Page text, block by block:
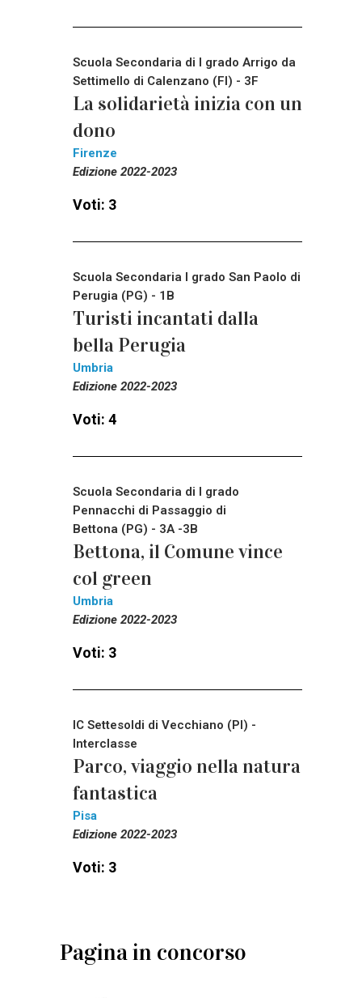
Scuola Secondaria di I grado Arrigo da
Settimello di Calenzano (FI) - 3F
La solidarietà inizia con un
dono
Firenze
Edizione 2022-2023
Voti: 3
Scuola Secondaria I grado San Paolo di
Perugia (PG) - 1B
Turisti incantati dalla
bella Perugia
Umbria
Edizione 2022-2023
Voti: 4
Scuola Secondaria di I grado
Pennacchi di Passaggio di
Bettona (PG) - 3A -3B
Bettona, il Comune vince
col green
Umbria
Edizione 2022-2023
Voti: 3
IC Settesoldi di Vecchiano (PI) -
Interclasse
Parco, viaggio nella natura
fantastica
Pisa
Edizione 2022-2023
Voti: 3
Pagina in concorso